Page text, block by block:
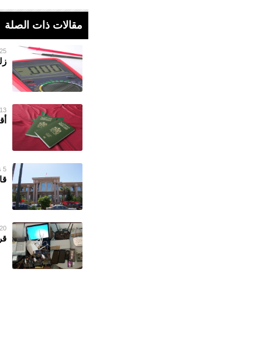
مقالات ذات الصلة
25 فبراير 2023
13 يناير 2023
5 نوفمبر 2022
20 سبتمبر 2022